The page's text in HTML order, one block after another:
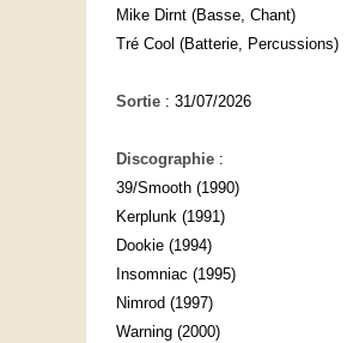
Mike Dirnt (Basse, Chant)
Tré Cool (Batterie, Percussions)
Sortie : 31/07/2026
Discographie :
39/Smooth (1990)
Kerplunk (1991)
Dookie (1994)
Insomniac (1995)
Nimrod (1997)
Warning (2000)